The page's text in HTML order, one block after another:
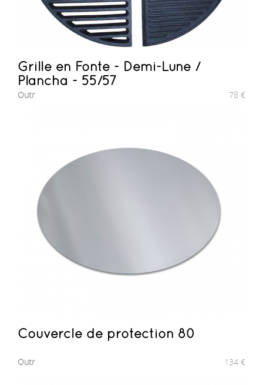
Grille en Fonte - Demi-Lune /
Plancha - 55/57
Outr 78 €
Couvercle de protection 80
Outr 134 €